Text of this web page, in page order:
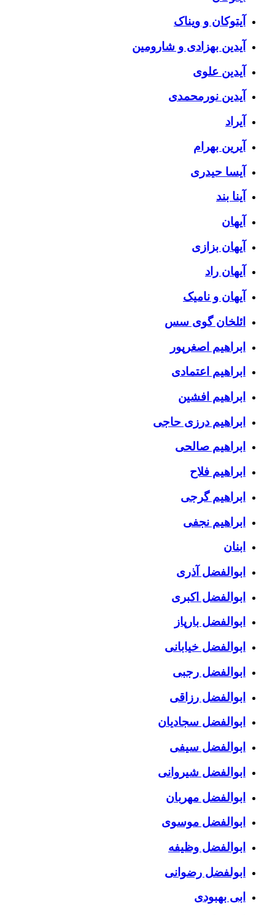
آیتوکان و ویناک
آیدین بهزادی و شارومین
آیدین علوی
آیدین نورمحمدی
آیراد
آیرین بهرام
آیسا حیدری
آینا بند
آیهان
آیهان بزازی
آیهان راد
آیهان و نامیک
ائلخان گوی سس
ابراهیم اصغرپور
ابراهیم اعتمادی
ابراهیم افشین
ابراهیم درزی حاجی
ابراهیم صالحی
ابراهیم فلاح
ابراهیم گرجی
ابراهیم نجفی
ابنان
ابوالفضل آذری
ابوالفضل اکبری
ابوالفضل بارپاز
ابوالفضل خیابانی
ابوالفضل رجبی
ابوالفضل رزاقی
ابوالفضل سجادیان
ابوالفضل سیفی
ابوالفضل شیروانی
ابوالفضل مهربان
ابوالفضل موسوی
ابوالفضل وظیفه
ابولفضل رضوانی
ابی بهبودی